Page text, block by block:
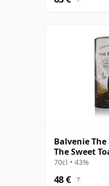
Balvenie The
The Sweet
Oak
70cl • 43%
48 € ?